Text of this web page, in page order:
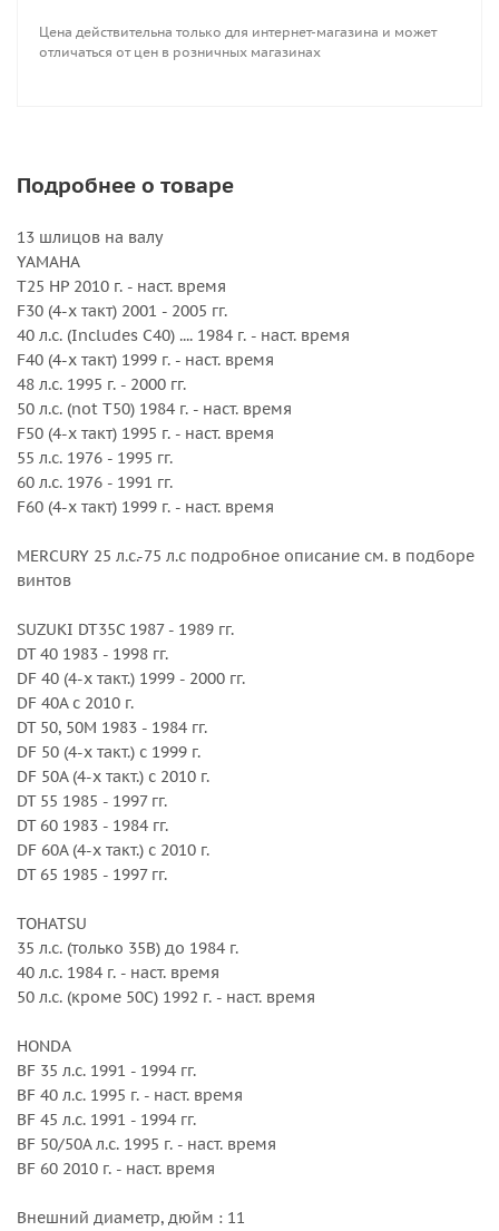
DT 40 1983 - 1998 гг.
DF 40 (4-х такт.) 1999 - 2000 гг.
DT 60 1983 - 1984 гг.
DT 65 1985 - 1997 гг.
TOHATSU
35 л.с. (только 35B) до 1984 г.
40 л.с. 1984 г. - наст. время
50 л.с. (кроме 50C) 1992 г. - наст. время
HONDA
BF 35 л.с. 1991 - 1994 гг.
BF 40 л.с. 1995 г. - наст. время
BF 45 л.с. 1991 - 1994 гг.
BF 50/50A л.с. 1995 г. - наст. время
Внешний диаметр, дюйм : 11
Количество лопастей : 3
Серийный номер : 3311-110-15MF
Серия : Amita 3
Шаг, дюйм : 15
Цена действительна только для интернет-магазина и может
отличаться от цен в розничных магазинах
Подробнее о товаре
13 шлицов на валу
YAMAHA
T25 HP 2010 г. - наст. время
F30 (4-х такт) 2001 - 2005 гг.
40 л.с. (Includes C40) .... 1984 г. - наст. время
F40 (4-х такт) 1999 г. - наст. время
48 л.с. 1995 г. - 2000 гг.
50 л.с. (not T50) 1984 г. - наст. время
F50 (4-х такт) 1995 г. - наст. время
55 л.с. 1976 - 1995 гг.
60 л.с. 1976 - 1991 гг.
F60 (4-х такт) 1999 г. - наст. время
MERCURY 25 л.с.-75 л.с подробное описание см. в подборе
винтов
SUZUKI DT35C 1987 - 1989 гг.
DT 40 1983 - 1998 гг.
DF 40 (4-х такт.) 1999 - 2000 гг.
DF 40A с 2010 г.
DT 50, 50M 1983 - 1984 гг.
DF 50 (4-х такт.) с 1999 г.
DF 50A (4-х такт.) с 2010 г.
DT 55 1985 - 1997 гг.
DT 60 1983 - 1984 гг.
DF 60A (4-х такт.) с 2010 г.
DT 65 1985 - 1997 гг.
TOHATSU
35 л.с. (только 35B) до 1984 г.
40 л.с. 1984 г. - наст. время
50 л.с. (кроме 50C) 1992 г. - наст. время
HONDA
BF 35 л.с. 1991 - 1994 гг.
BF 40 л.с. 1995 г. - наст. время
BF 45 л.с. 1991 - 1994 гг.
BF 50/50A л.с. 1995 г. - наст. время
BF 60 2010 г. - наст. время
Внешний диаметр, дюйм : 11